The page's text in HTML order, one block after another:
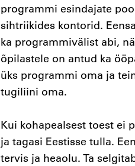
programmi esindajate
sihtriikides kontorid.
ka programmivälist abi,
õpilastele on antud ka
üks programmi oma ja
tugiliini oma.
Kui kohapealsest toest ei
ja tagasi Eestisse tulla.
tervis ja heaolu. Ta